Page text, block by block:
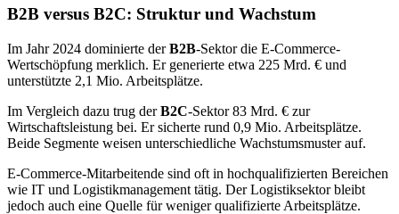
B2B versus B2C: Struktur und Wachstum
Im Jahr 2024 dominierte derB2B-Sektor die E-Commerce-
Wertschöpfung merklich. Er generierte etwa 225 Mrd. € und
unterstützte 2,1 Mio. Arbeitsplätze.
Im Vergleich dazu trug derB2C-Sektor 83 Mrd. € zur
Wirtschaftsleistung bei. Er sicherte rund 0,9 Mio. Arbeitsplätze.
Beide Segmente weisen unterschiedliche Wachstumsmuster auf.
E-Commerce-Mitarbeitende sind oft in hochqualifizierten Bereichen
wie IT und Logistikmanagement tätig. Der Logistiksektor bleibt
jedoch auch eine Quelle für weniger qualifizierte Arbeitsplätze.